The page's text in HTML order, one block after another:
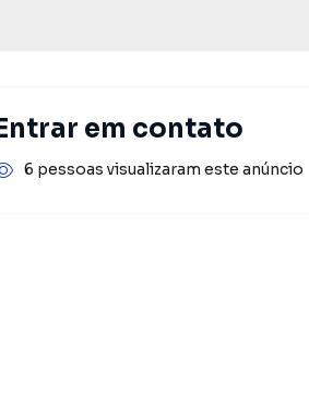
em contato
6 pessoas visualizaram este anúncio